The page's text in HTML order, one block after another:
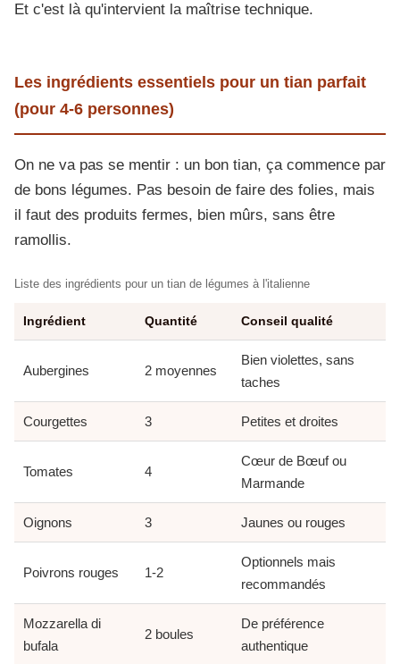
Et c'est là qu'intervient la maîtrise technique.
Les ingrédients essentiels pour un tian parfait
(pour 4-6 personnes)
On ne va pas se mentir : un bon tian, ça commence par
de bons légumes. Pas besoin de faire des folies, mais
il faut des produits fermes, bien mûrs, sans être
ramollis.
Liste des ingrédients pour un tian de légumes à l'italienne
Ingrédient Quantité Conseil qualité
Aubergines 2 moyennes
Bien violettes, sans
taches
Courgettes 3 Petites et droites
Tomates 4
Cœur de Bœuf ou
Marmande
Oignons 3 Jaunes ou rouges
Poivrons rouges 1-2
Optionnels mais
recommandés
Mozzarella di
bufala
2 boules
De préférence
authentique